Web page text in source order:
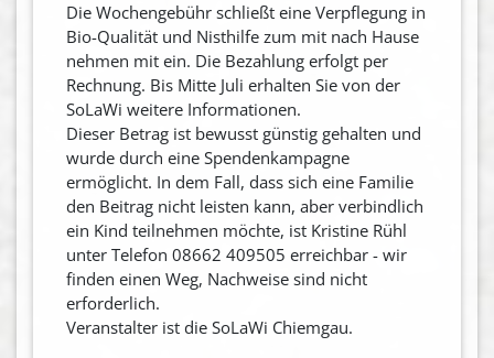
Die Wochengebühr schließt eine Verpflegung in
Bio-Qualität und Nisthilfe zum mit nach Hause
nehmen mit ein. Die Bezahlung erfolgt per
Rechnung. Bis Mitte Juli erhalten Sie von der
SoLaWi weitere Informationen.
Dieser Betrag ist bewusst günstig gehalten und
wurde durch eine Spendenkampagne
ermöglicht. In dem Fall, dass sich eine Familie
den Beitrag nicht leisten kann, aber verbindlich
ein Kind teilnehmen möchte, ist Kristine Rühl
unter Telefon 08662 409505 erreichbar - wir
finden einen Weg, Nachweise sind nicht
erforderlich.
Veranstalter ist die SoLaWi Chiemgau.